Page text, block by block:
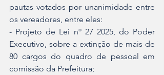
pautas votados por unanimidade entre
os vereadores, entre eles:
- Projeto de Lei nº 27 2025, do Poder
Executivo, sobre a extinção de mais de
80 cargos do quadro de pessoal em
comissão da Prefeitura;